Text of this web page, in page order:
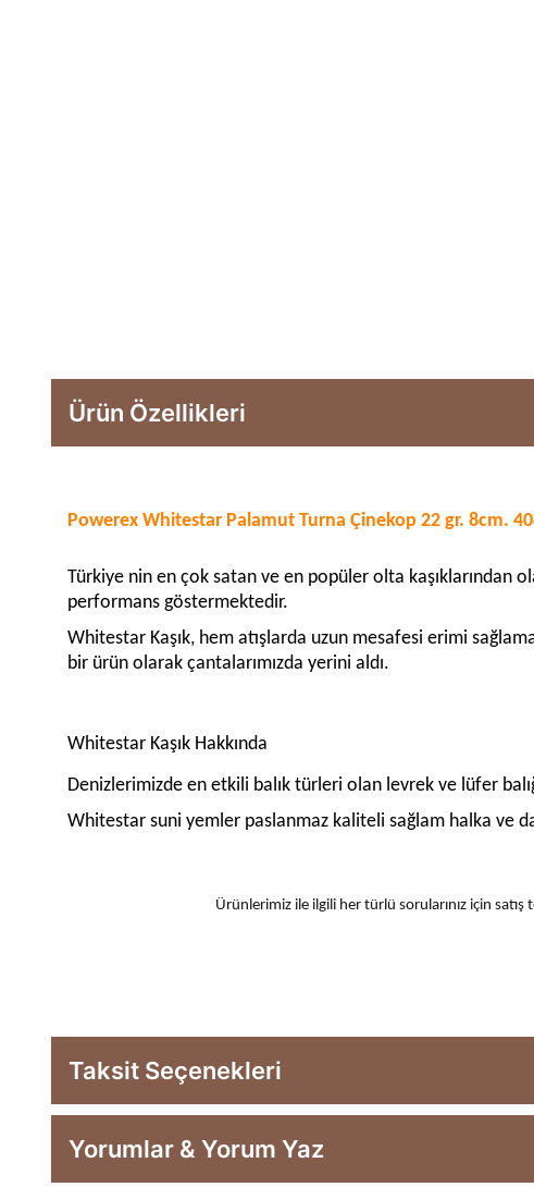
Ürün Özellikleri
Powerex Whitestar Palamut Turna Çinekop 22 gr. 8cm.
Türkiye nin en çok satan ve en popüler olta kaşıklarından
performans göstermektedir.
Whitestar Kaşık, hem atışlarda uzun mesafesi erimi
bir ürün olarak çantalarımızda yerini aldı.
Whitestar Kaşık Hakkında
Denizlerimizde en etkili balık türleri olan levrek ve lüfer
Whitestar suni yemler paslanmaz kaliteli sağlam halka ve
Ürünlerimiz ile ilgili her türlü sorularınız için
Taksit Seçenekleri
Yorumlar & Yorum Yaz